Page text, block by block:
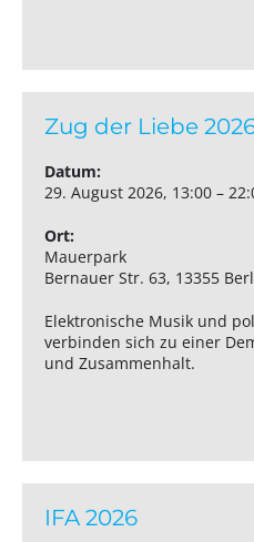
Zug der Liebe
Datum:
29. August 2026, 13:00 –
Ort:
Mauerpark
Bernauer Str. 63, 13355
Elektronische Musik und
verbinden sich zu einer
und Zusammenhalt.
IFA 2026